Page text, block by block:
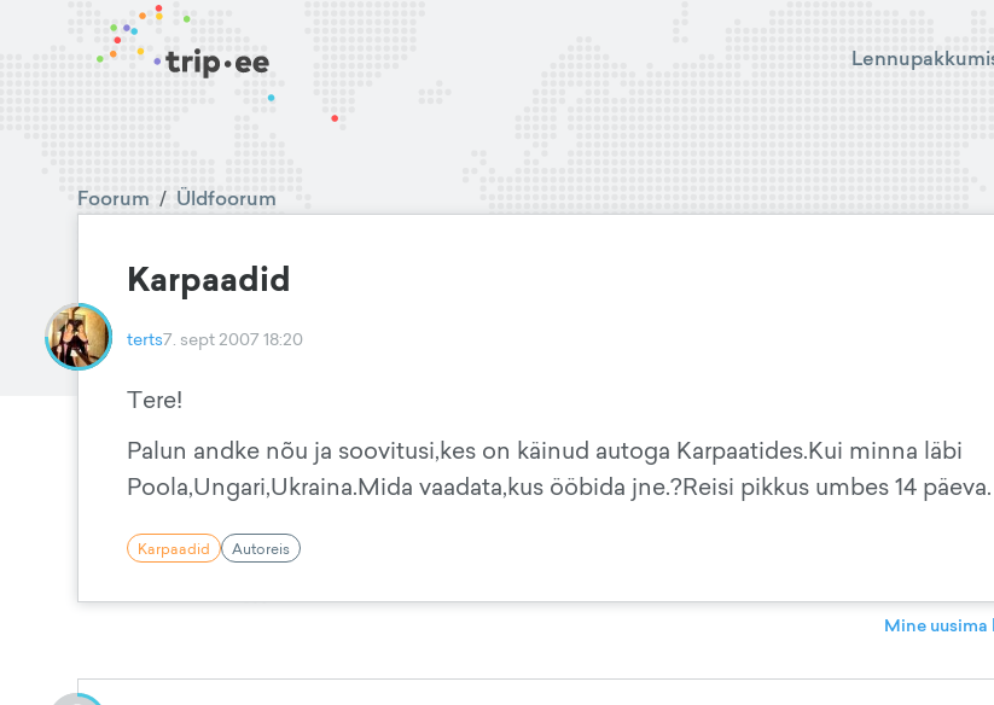
Foorum / Üldfoorum
Karpaadid
terts7. sept 2007 18:20
Tere!
Palun andke nõu ja soovitusi,kes on käinud autoga Karpaatides.Kui minna läbi
Poola,Ungari,Ukraina.Mida vaadata,kus ööbida jne.?Reisi pikkus umbes 14 päeva.
Karpaadid Autoreis
Mine